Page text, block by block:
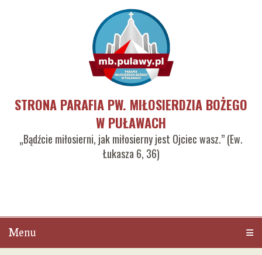
STRONA PARAFIA PW. MIŁOSIERDZIA BOŻEGO
W PUŁAWACH
„Bądźcie miłosierni, jak miłosierny jest Ojciec wasz.” (Ew.
Łukasza 6, 36)
Menu